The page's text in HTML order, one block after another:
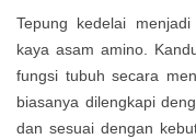
Tepung kedelai
kaya asam amino.
fungsi tubuh secara
biasanya dilengkapi
dan sesuai dengan